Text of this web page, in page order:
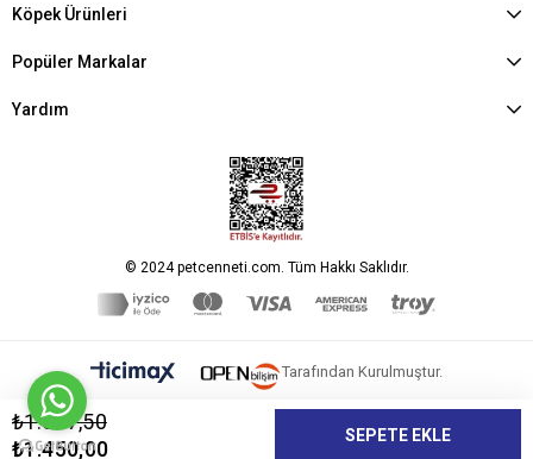
Köpek Ürünleri
Popüler Markalar
Yardım
© 2024 petcenneti.com. Tüm Hakkı Saklıdır.
Tarafından Kurulmuştur.
₺1.667,50
₺1.450,00